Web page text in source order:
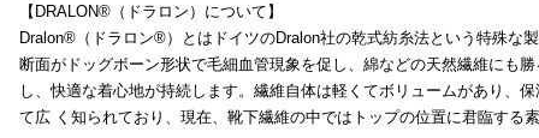
【DRALON®（ドラロン）について】
Dralon®（ドラロン®）とはドイツのDralon社の乾式紡糸法という特殊な
断面がドッグボーン形状で毛細血管現象を促し、綿などの天然繊維にも
し、快適な着心地が持続します。繊維自体は軽くてボリュームがあり、
て広 く知られており、現在、靴下繊維の中ではトップの位置に君臨する